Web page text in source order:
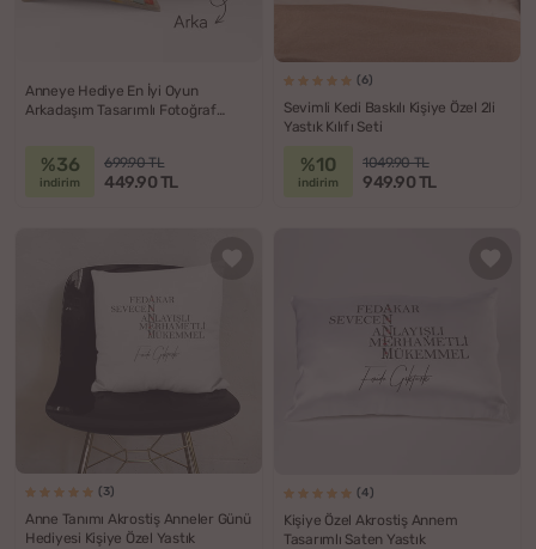
Anneye Hediye En İyi Oyun
Arkadaşım Tasarımlı Fotoğraf
%36
indirim
699.90 TL
449.90 TL
(6)
Sevimli Kedi Baskılı Kişiye Özel 2li
Yastık Kılıfı Seti
%10
indirim
1049.90 TL
949.90 TL
(3)
Anne Tanımı Akrostiş Anneler Günü
Hediyesi Kişiye Özel Yastık
(4)
Kişiye Özel Akrostiş Annem
Tasarımlı Saten Yastık